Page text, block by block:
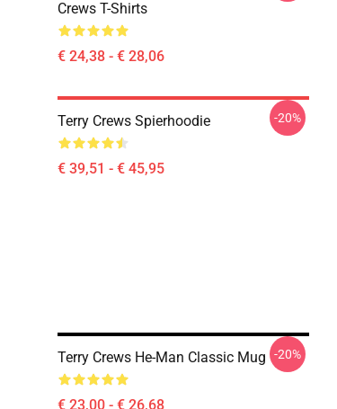
Crews T-Shirts
€ 24,38 - € 28,06
Terry Crews Spierhoodie
€ 39,51 - € 45,95
-20%
Terry Crews He-Man Classic Mug
€ 23,00 - € 26,68
-20%